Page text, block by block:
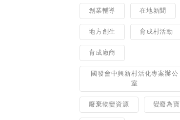
創業輔導 在地新聞
地方創生 育成村活動
育成廠商
國發會中興新村活化專案辦公
室
廢棄物變資源 變廢為寶